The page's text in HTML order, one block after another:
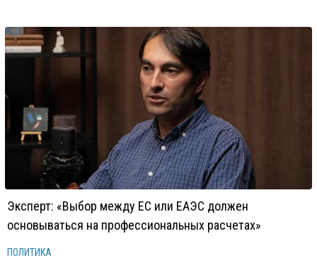
Эксперт: «Выбор между ЕС или ЕАЭС должен
основываться на профессиональных расчетах»
ПОЛИТИКА